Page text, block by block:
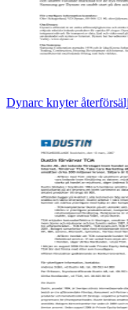
Dynarc knyter